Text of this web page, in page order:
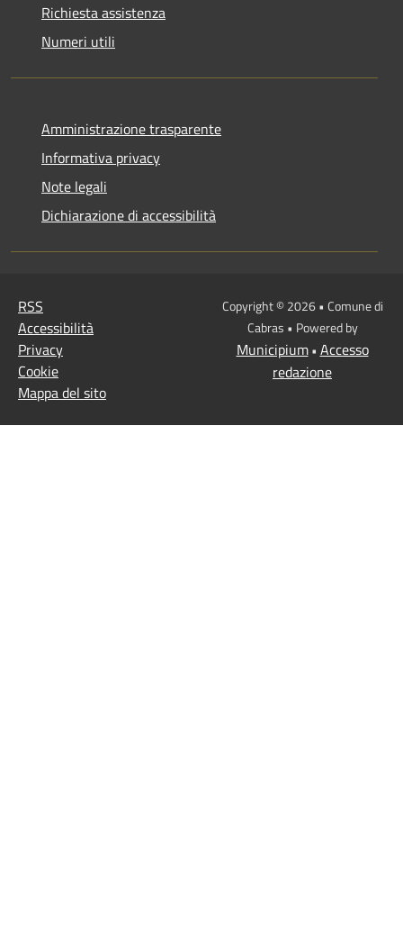
Richiesta assistenza
Numeri utili
Amministrazione trasparente
Informativa privacy
Note legali
Dichiarazione di accessibilità
RSS
Accessibilità
Privacy
Cookie
Mappa del sito
Copyright © 2026 • Comune di
Cabras • Powered by
Municipium• Accesso
redazione